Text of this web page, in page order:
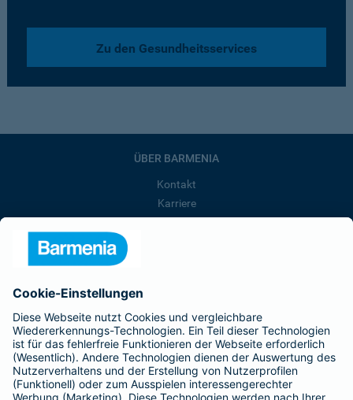
Zu den Gesundheitsservices
ÜBER BARMENIA
Kontakt
Karriere
Barmenia ist Teil der BarmeniaGothaer
BELIEBTE SEITEN
Kranken-Zusatzversicherung
Tierversicherungen
Haftpflichtversicherung